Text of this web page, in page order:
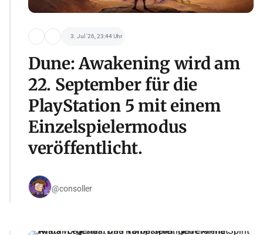
3. Jul '26, 23:44 Uhr
Dune: Awakening wird am
22. September für die
PlayStation 5 mit einem
Einzelspielermodus
veröffentlicht.
@consoller